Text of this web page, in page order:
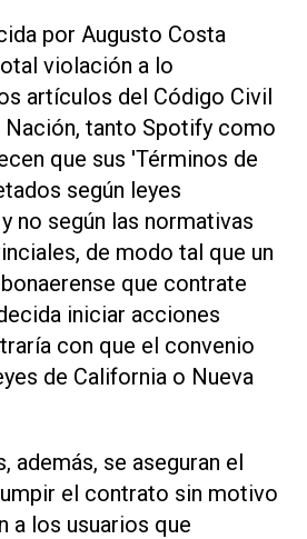
por Augusto Costa
violación a lo
artículos del Código Civil
Nación, tanto Spotify como
que sus 'Términos de
según leyes
no según las normativas
de modo tal que un
que contrate
iniciar acciones
con que el convenio
de California o Nueva
además, se aseguran el
el contrato sin motivo
a los usuarios que